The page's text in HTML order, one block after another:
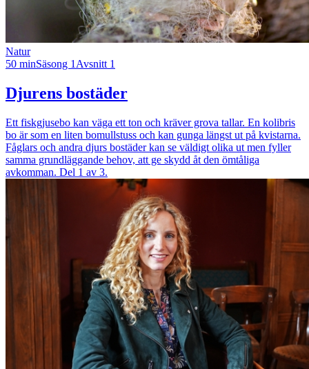
Natur
50 minSäsong 1 Avsnitt 1
Djurens bostäder
Ett fiskgjusebo kan väga ett ton och kräver grova tallar. En kolibris
bo är som en liten bomullstuss och kan gunga längst ut på kvistarna.
Fåglars och andra djurs bostäder kan se väldigt olika ut men fyller
samma grundläggande behov, att ge skydd åt den ömtåliga
avkomman. Del 1 av 3.